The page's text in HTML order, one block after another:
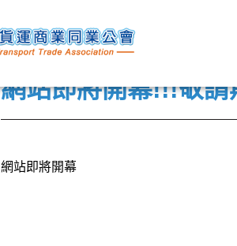
2015-07-16
網站即將開幕!!!敬請
網站即將開幕